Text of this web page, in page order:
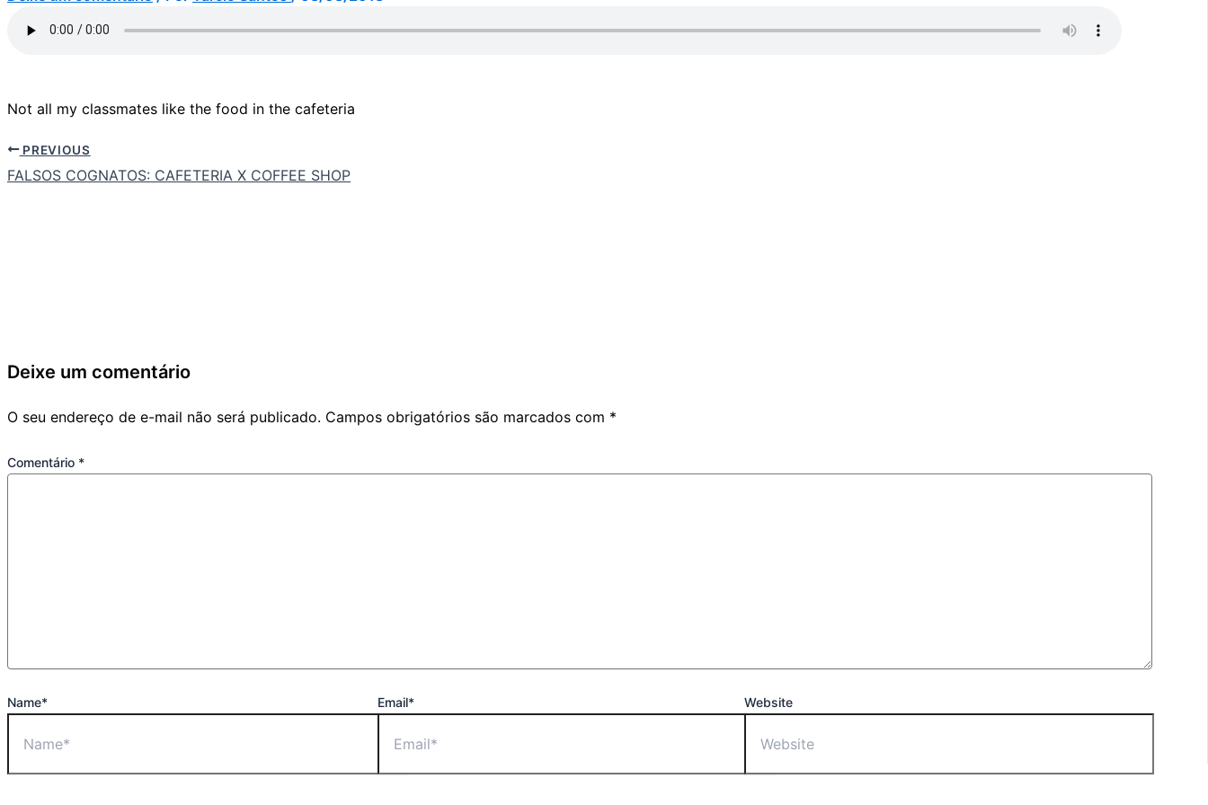
Not all my classmates like the food in the cafeteria
PREVIOUS
FALSOS COGNATOS: CAFETERIA X COFFEE SHOP
Deixe um comentário
O seu endereço de e-mail não será publicado. Campos obrigatórios são marcados com *
Comentário *
Name* Email* Website